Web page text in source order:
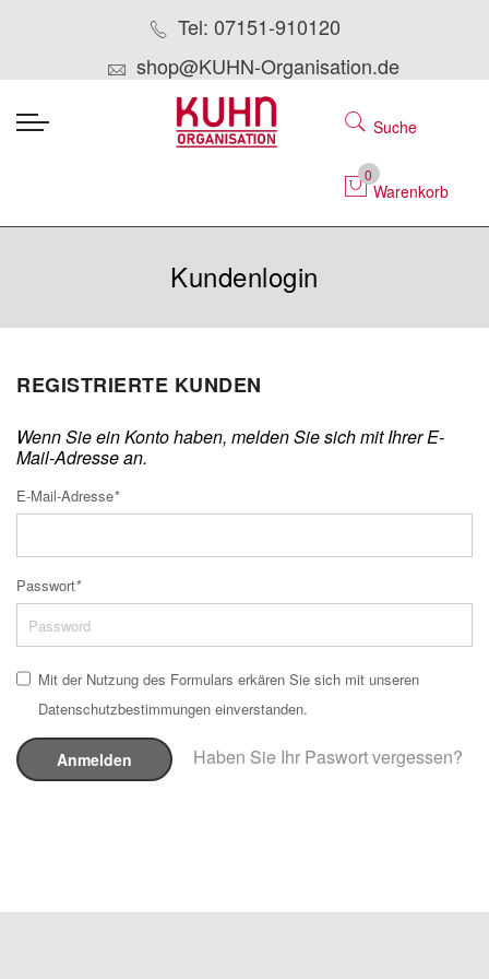
Tel: 07151-910120
shop@KUHN-Organisation.de
Suche
0
Warenkorb
Kundenlogin
REGISTRIERTE KUNDEN
Wenn Sie ein Konto haben, melden Sie sich mit Ihrer E-
Mail-Adresse an.
E-Mail-Adresse*
Passwort*
Mit der Nutzung des Formulars erkären Sie sich mit unseren
Datenschutzbestimmungen einverstanden.
Anmelden Haben Sie Ihr Paswort vergessen?